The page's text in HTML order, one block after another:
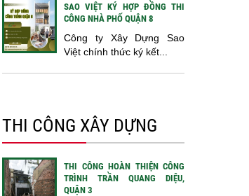
SAO VIỆT KÝ HỢP ĐỒNG THI
CÔNG NHÀ PHỐ QUẬN 8
Công ty Xây Dựng Sao
Việt chính thức ký kết...
THI CÔNG XÂY DỰNG
THI CÔNG HOÀN THIỆN CÔNG
TRÌNH TRẦN QUANG DIỆU,
QUẬN 3